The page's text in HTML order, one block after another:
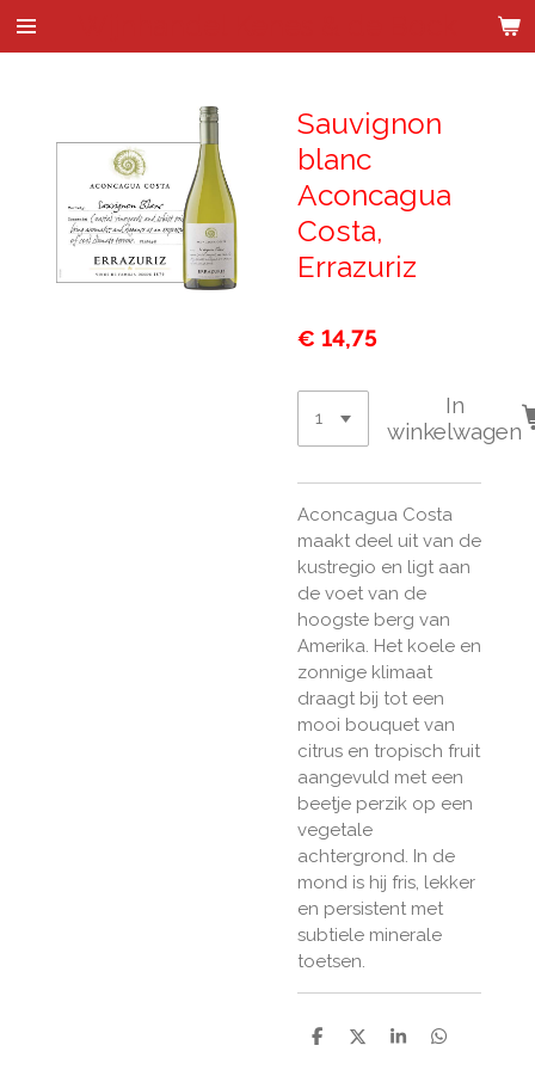
Ga
direct
Sauvignon
blanc
Aconcagua
Costa,
Errazuriz
€ 14,75
In
winkelwagen
Aconcagua Costa
maakt deel uit van de
kustregio en ligt aan
de voet van de
hoogste berg van
Amerika. Het koele en
zonnige klimaat
draagt bij tot een
mooi bouquet van
citrus en tropisch fruit
aangevuld met een
beetje perzik op een
vegetale
achtergrond. In de
mond is hij fris, lekker
en persistent met
subtiele minerale
toetsen.
D
D
S
D